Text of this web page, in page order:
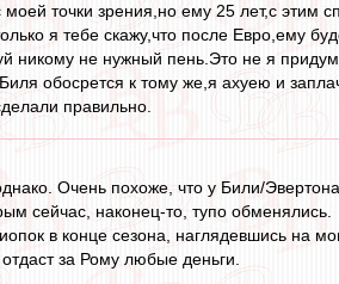
точки зрения,но ему 25 лет,с этим
я тебе скажу,что после Евро,ему
никому не нужный пень.Это не я
обосрется к тому же,я ахуею и
правильно.
Очень похоже, что у Били/
сейчас, наконец-то, тупо обменялись.
в конце сезона, наглядевшись на
за Рому любые деньги.